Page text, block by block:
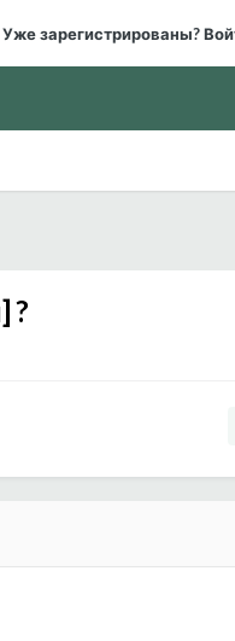
Уже зарегистрированы?
?